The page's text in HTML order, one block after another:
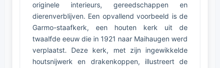
originele interieurs, gereedschappen en
dierenverblijven. Een opvallend voorbeeld is de
Garmo-staafkerk, een houten kerk uit de
twaalfde eeuw die in 1921 naar Maihaugen werd
verplaatst. Deze kerk, met zijn ingewikkelde
houtsnijwerk en drakenkoppen, illustreert de